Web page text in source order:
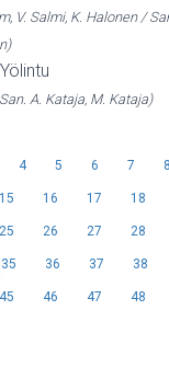
V. Salmi, K. Halonen /
A. Kataja, M. Kataja)
4 5 6 7 8
15 16 17 18
25 26 27 28
35 36 37 38
45 46 47 48